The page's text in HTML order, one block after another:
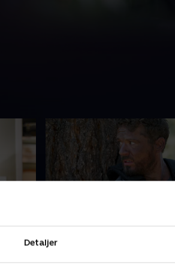
DetaljerBob Lee besøger den